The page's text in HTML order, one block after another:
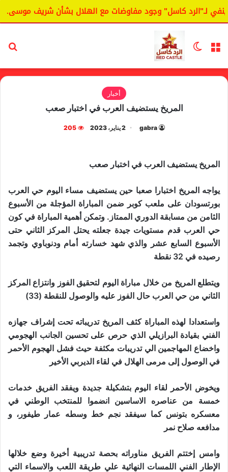
لـ"الرد كاسل" وجود مفاوضات مع الهلال بشأن شريف موسى.
القائمة الوضع المظلم
أخبار
المريخ يستضيف العرب في اختبار صعب
gabra 2 يناير، 2023 205
المريخ يستضيف العرب في اختبار صعب
يواجه المريخ اختبارا صعبا حين يستضيف مساء اليوم حي العرب
بورتسودان على ملعب كوبر ضمن المباراة المؤجلة من الأسبوع
الثامن من مسابقة الدوري الممتاز. وتمكن أهمية المباراة في كون
حي العرب قدم مستويات جيدة جعلته يحتل المركز الثاني حتى
الأسبوع السابع عشر والذي شهد خسارته أمام ودنوباوي وتجمد
رصيده في 32 نقطة
ويتطلع المريخ من خلال مباراة اليوم لتحقيق الفوز وانتزاع المركز
الثاني من حي العرب حال الفوز عليه والوصول للنقطة (33)
واستعدادا لهذه المباراة كثف المريخ تدريباته تحت إشراف جهازه
الفني بقيادة البرازيلي الذي حرص على تحسين الجانب الهجومي
واخضاع المهاجمين الي تدريبات مكثفة حيث فشل الهجوم الأحمر
في الوصول إلى مرمى الهلال في لقاء الديربي الأخير
ويخوض الأحمر لقاء اليوم بتشكيلة جديدة ويفقد الفريق خدمات
خمسة من عناصره الاساسين انضموا للمنتخب الوطني في
معسكره بتونس كما سيفقد نجم خط وسطه عمار طيفور، و
مدافعه صلاح نمر
وامس إختتم الفريق مناوراته بحصة تدريبية أخيرة وضع خلالها
الإطار الفني اللمسات النهائية علي طريقة اللعب والاسماء التي